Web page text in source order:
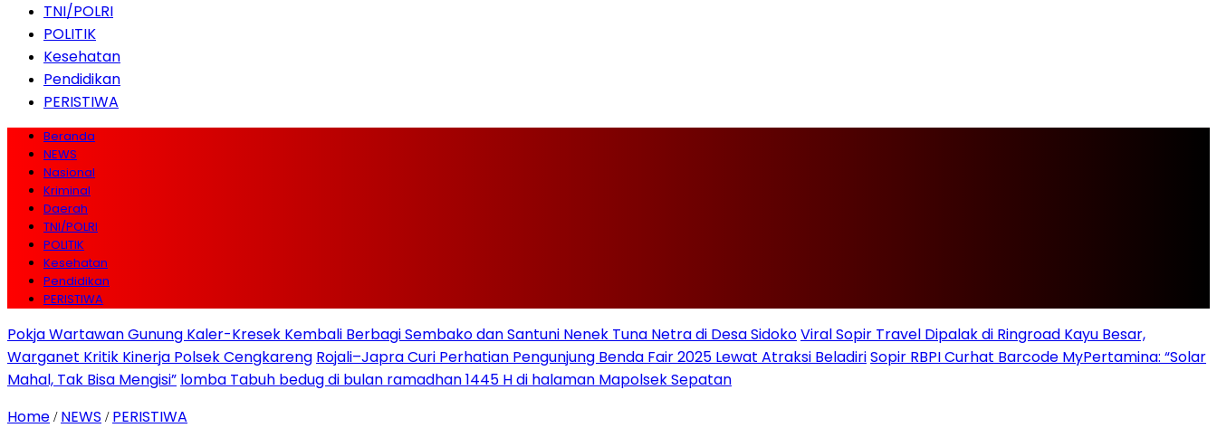
TNI/POLRI
POLITIK
Kesehatan
Pendidikan
PERISTIWA
Beranda
NEWS
Nasional
Kriminal
Daerah
TNI/POLRI
POLITIK
Kesehatan
Pendidikan
PERISTIWA
Pokja Wartawan Gunung Kaler-Kresek Kembali Berbagi Sembako dan Santuni Nenek Tuna Netra di Desa SidokoViral Sopir Travel Dipalak di Ringroad Kayu Besar,
Warganet Kritik Kinerja Polsek Cengkareng Rojali–Japra Curi Perhatian Pengunjung Benda Fair 2025 Lewat Atraksi BeladiriSopir RBPI Curhat Barcode MyPertamina: “Solar
Mahal, Tak Bisa Mengisi” lomba Tabuh bedug di bulan ramadhan 1445 H di halaman Mapolsek Sepatan
Home / NEWS / PERISTIWA